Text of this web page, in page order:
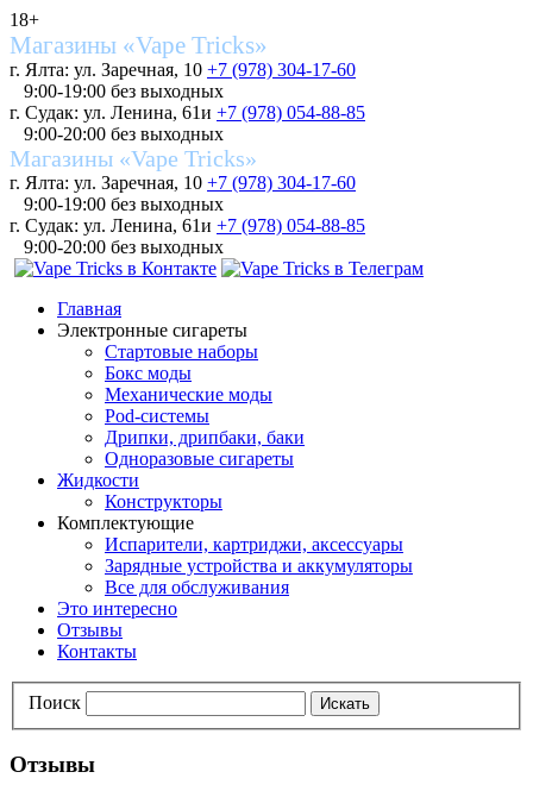
18+
Магазины «Vape Tricks»
г. Ялта: ул. Заречная, 10 +7 (978) 304-17-60
9:00-19:00 без выходных
г. Судак: ул. Ленина, 61и +7 (978) 054-88-85
9:00-20:00 без выходных
Магазины «Vape Tricks»
г. Ялта: ул. Заречная, 10 +7 (978) 304-17-60
9:00-19:00 без выходных
г. Судак: ул. Ленина, 61и +7 (978) 054-88-85
9:00-20:00 без выходных
Главная
Электронные сигареты
Стартовые наборы
Бокс моды
Механические моды
Pod-системы
Дрипки, дрипбаки, баки
Одноразовые сигареты
Жидкости
Конструкторы
Комплектующие
Испарители, картриджи, аксессуары
Зарядные устройства и аккумуляторы
Все для обслуживания
Это интересно
Отзывы
Контакты
Поиск Искать
Отзывы